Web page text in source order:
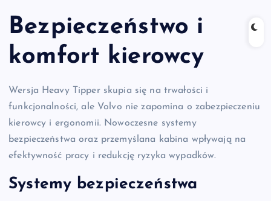
Bezpieczeństwo i
komfort kierowcy
Wersja Heavy Tipper skupia się na trwałości i
funkcjonalności, ale Volvo nie zapomina o zabezpieczeniu
kierowcy i ergonomii. Nowoczesne systemy
bezpieczeństwa oraz przemyślana kabina wpływają na
efektywność pracy i redukcję ryzyka wypadków.
Systemy bezpieczeństwa